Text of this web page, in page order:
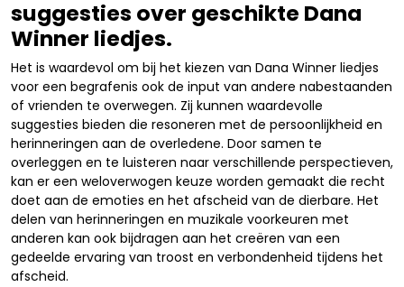
suggesties over geschikte Dana
Winner liedjes.
Het is waardevol om bij het kiezen van Dana Winner liedjes
voor een begrafenis ook de input van andere nabestaanden
of vrienden te overwegen. Zij kunnen waardevolle
suggesties bieden die resoneren met de persoonlijkheid en
herinneringen aan de overledene. Door samen te
overleggen en te luisteren naar verschillende perspectieven,
kan er een weloverwogen keuze worden gemaakt die recht
doet aan de emoties en het afscheid van de dierbare. Het
delen van herinneringen en muzikale voorkeuren met
anderen kan ook bijdragen aan het creëren van een
gedeelde ervaring van troost en verbondenheid tijdens het
afscheid.